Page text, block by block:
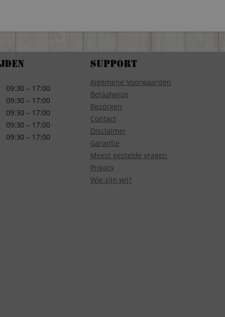
09:30 – 17:00
09:30 – 17:00
09:30 – 17:00
09:30 – 17:00
09:30 – 17:00
Support
Algemene Voorwaarden
Betaalwijze
Bezorgen
Contact
Disclaimer
Garantie
Meest gestelde vragen
Privacy
Wie zijn wij?